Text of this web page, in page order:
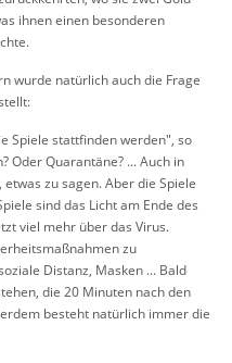
ihnen einen besonderen
wurde natürlich auch die Frage
Spiele stattfinden werden", so
Oder Quarantäne? ... Auch in
zu sagen. Aber die Spiele
sind das Licht am Ende des
viel mehr über das Virus.
zu
Distanz, Masken ... Bald
die 20 Minuten nach den
besteht natürlich immer die